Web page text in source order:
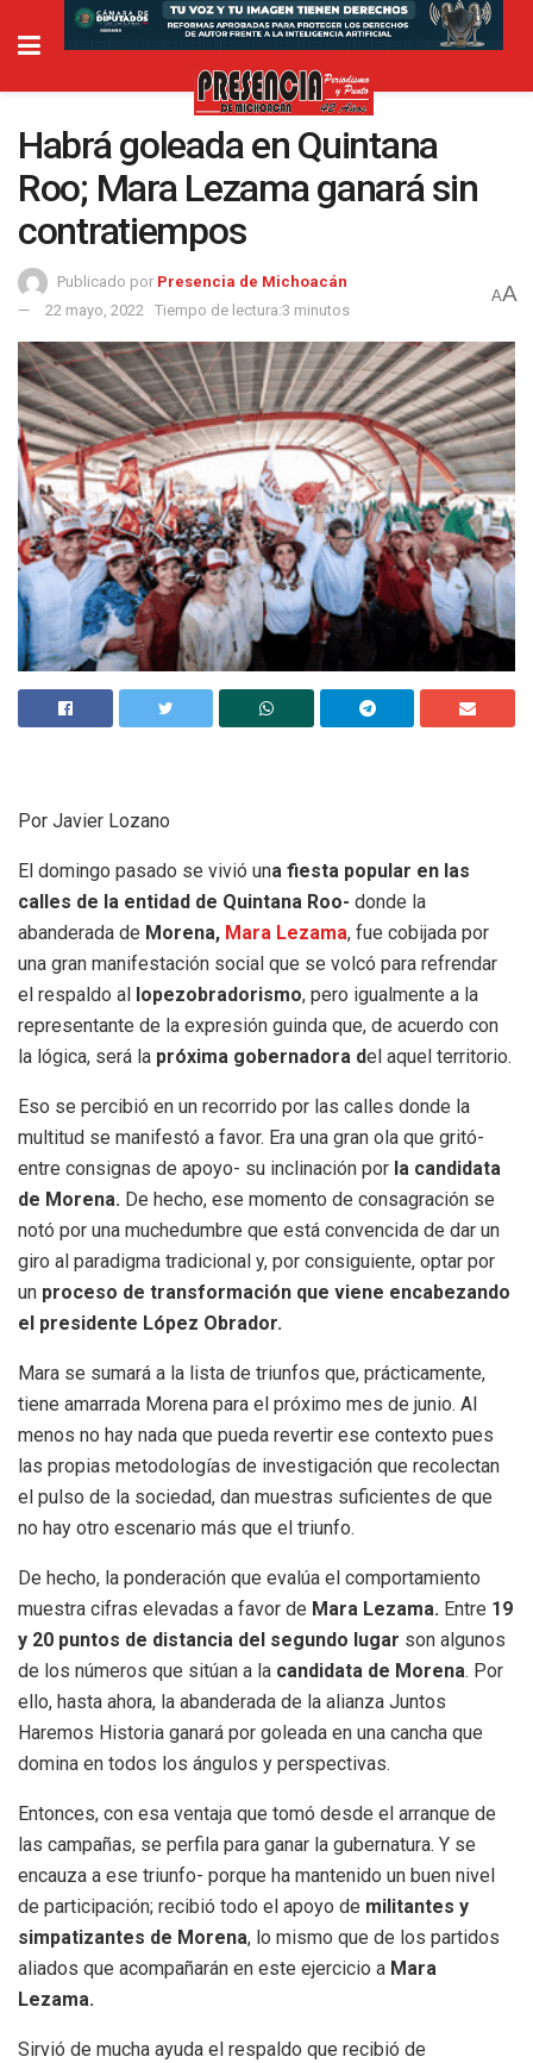
Habrá goleada en Quintana
Roo; Mara Lezama ganará sin
contratiempos
Publicado por Presencia de Michoacán
22 mayo, 2022
Tiempo de lectura:3 minutos
AA
Por Javier Lozano
El domingo pasado se vivió una fiesta popular en las
calles de la entidad de Quintana Roo- donde la
abanderada de Morena, Mara Lezama, fue cobijada por
una gran manifestación social que se volcó para refrendar
el respaldo al lopezobradorismo, pero igualmente a la
representante de la expresión guinda que, de acuerdo con
la lógica, será la próxima gobernadora del aquel territorio.
Eso se percibió en un recorrido por las calles donde la
multitud se manifestó a favor. Era una gran ola que gritó-
entre consignas de apoyo- su inclinación por la candidata
de Morena. De hecho, ese momento de consagración se
notó por una muchedumbre que está convencida de dar un
giro al paradigma tradicional y, por consiguiente, optar por
un proceso de transformación que viene encabezando
el presidente López Obrador.
Mara se sumará a la lista de triunfos que, prácticamente,
tiene amarrada Morena para el próximo mes de junio. Al
menos no hay nada que pueda revertir ese contexto pues
las propias metodologías de investigación que recolectan
el pulso de la sociedad, dan muestras suficientes de que
no hay otro escenario más que el triunfo.
De hecho, la ponderación que evalúa el comportamiento
muestra cifras elevadas a favor de Mara Lezama. Entre 19
y 20 puntos de distancia del segundo lugar son algunos
de los números que sitúan a la candidata de Morena. Por
ello, hasta ahora, la abanderada de la alianza Juntos
Haremos Historia ganará por goleada en una cancha que
domina en todos los ángulos y perspectivas.
Entonces, con esa ventaja que tomó desde el arranque de
las campañas, se perfila para ganar la gubernatura. Y se
encauza a ese triunfo- porque ha mantenido un buen nivel
de participación; recibió todo el apoyo de militantes y
simpatizantes de Morena, lo mismo que de los partidos
aliados que acompañarán en este ejercicio a Mara
Lezama.
Sirvió de mucha ayuda el respaldo que recibió de